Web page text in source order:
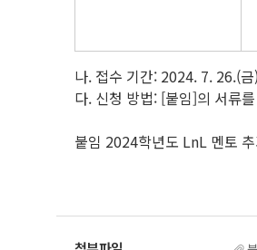
나. 접수 기간: 2024. 7. 26.(
다. 신청 방법: [붙임]의 서류
붙임 2024학년도 LnL 멘토